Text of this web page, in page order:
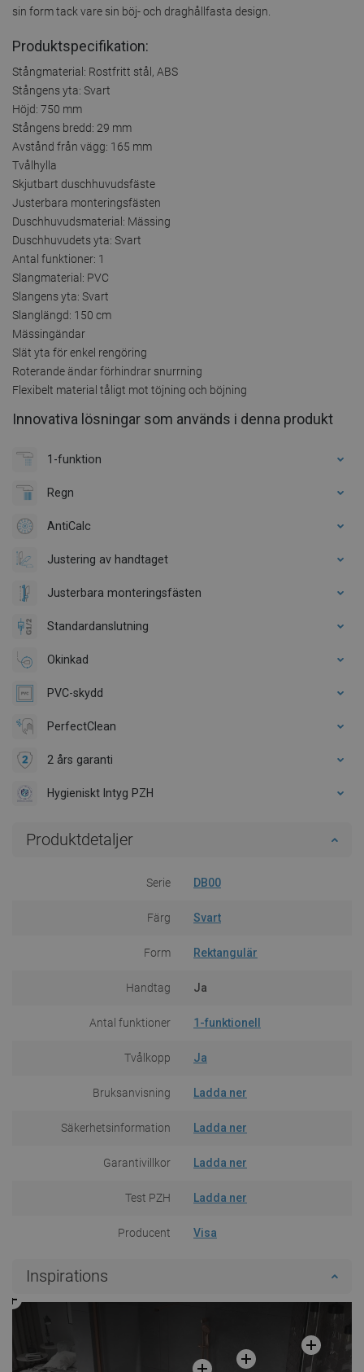
sin form tack vare sin böj- och draghållfasta design.
Produktspecifikation:
Stångmaterial: Rostfritt stål, ABS
Stångens yta: Svart
Höjd: 750 mm
Stångens bredd: 29 mm
Avstånd från vägg: 165 mm
Tvålhylla
Skjutbart duschhuvudsfäste
Justerbara monteringsfästen
Duschhuvudsmaterial: Mässing
Duschhuvudets yta: Svart
Antal funktioner: 1
Slangmaterial: PVC
Slangens yta: Svart
Slanglängd: 150 cm
Mässingändar
Slät yta för enkel rengöring
Roterande ändar förhindrar snurrning
Flexibelt material tåligt mot töjning och böjning
Innovativa lösningar som används i denna produkt
1-funktion
Regn
AntiCalc
Justering av handtaget
Justerbara monteringsfästen
Standardanslutning
Okinkad
PVC-skydd
PerfectClean
2 års garanti
Hygieniskt Intyg PZH
Produktdetaljer
Serie DB00
Färg Svart
Form Rektangulär
Handtag Ja
Antal funktioner 1-funktionell
Tvålkopp Ja
Bruksanvisning Ladda ner
Säkerhetsinformation Ladda ner
Garantivillkor Ladda ner
Test PZH Ladda ner
Producent Visa
Inspirations